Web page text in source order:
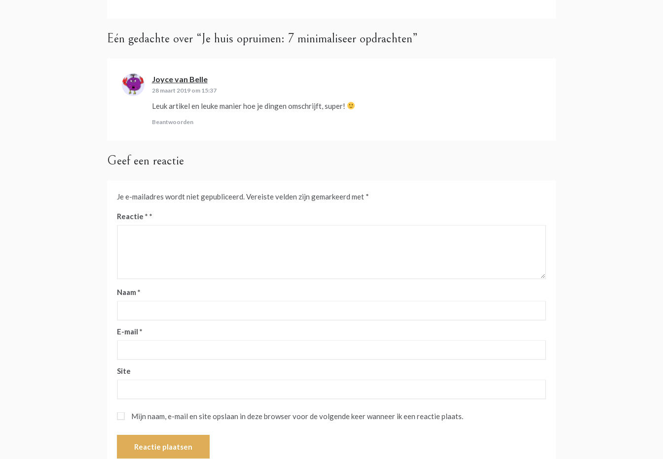
Eén gedachte over “Je huis opruimen: 7 minimaliseer opdrachten”
Joyce van Belleschreef:
28 maart 2019 om 15:37
Leuk artikel en leuke manier hoe je dingen omschrijft, super!
Beantwoorden
Geef een reactie
Je e-mailadres wordt niet gepubliceerd.Vereiste velden zijn gemarkeerd met *
Reactie *
Naam *
E-mail *
Site
Mijn naam, e-mail en site opslaan in deze browser voor de volgende keer wanneer ik een reactie plaats.